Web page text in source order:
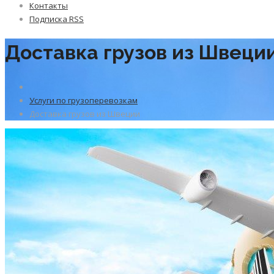
Контакты
Подписка RSS
Доставка грузов из
Услуги по грузоперевозкам
Доставка грузов из Швеции